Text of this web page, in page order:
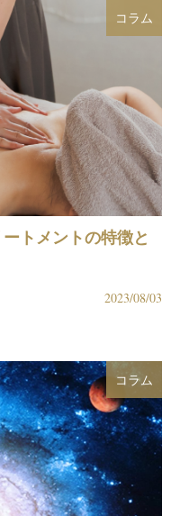
コラム
トメントの特徴と
2023/08/03
コラム